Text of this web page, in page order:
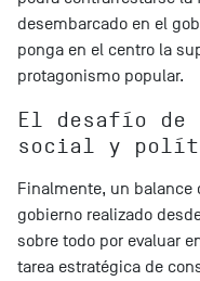
desembarcado en el
ponga en el centro la
protagonismo popular.
El desafío de
social y
Finalmente, un balance
gobierno realizado
sobre todo por evaluar
tarea estratégica de